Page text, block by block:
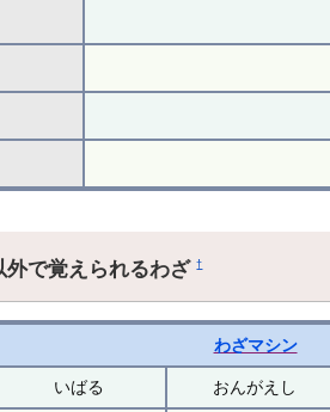
外で覚えられるわざ†
わざマシン
いばる おんがえし